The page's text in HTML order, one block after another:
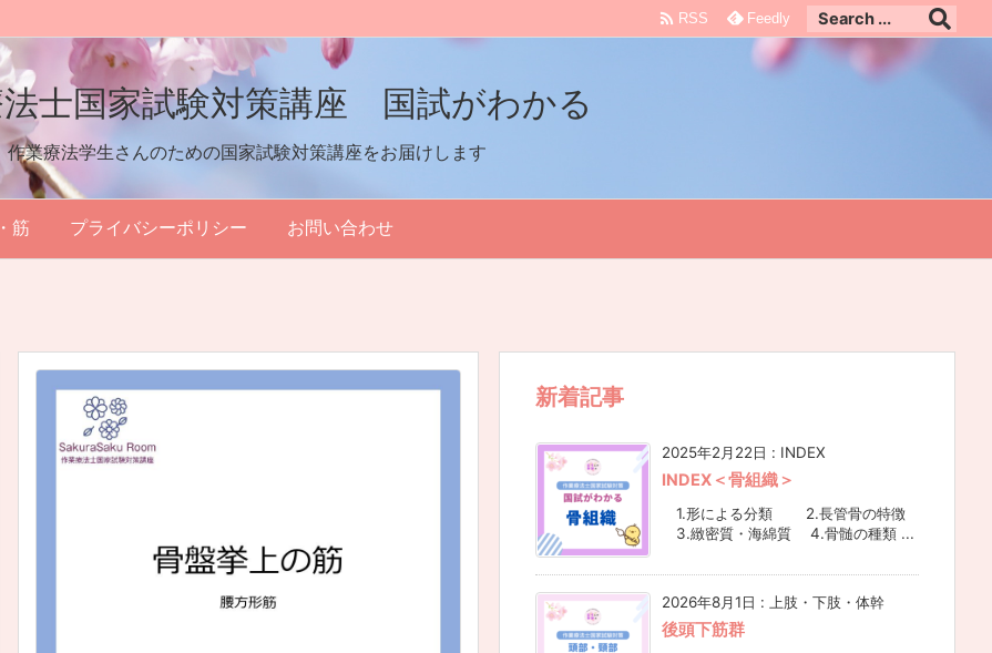
士国家試験対策講座 国試がわかる
作業療法学生さんのための国家試験対策講座をお届けします
筋 プライバシーポリシー お問い合わせ
 RSS Feedly
新着記事
2025年2月22日 : INDEX
INDEX＜骨組織＞
1.形による分類 2.長管骨の特徴
3.緻密質・海綿質 4.骨髄の種類 ...
2026年8月1日 : 上肢・下肢・体幹
後頭下筋群